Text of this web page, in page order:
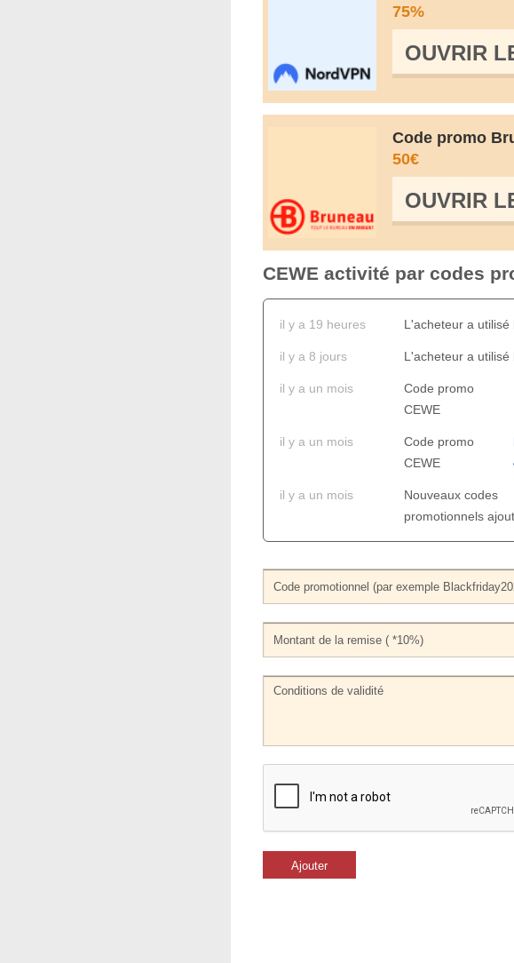
75%
OUVRIR
Code promo
50€
OUVRIR
CEWE activité par codes
il y a 19 heures L'acheteur a utilisé
il y a 8 jours L'acheteur a utilisé
il y a un mois
Code promo
CEWE
il y a un mois
Code promo
CEWE
il y a un mois
Nouveaux codes
promotionnels
Ajouter